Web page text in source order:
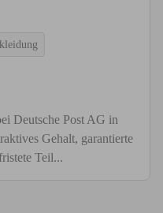
Deutsche Post AG in
Gehalt, garantierte
Teil...